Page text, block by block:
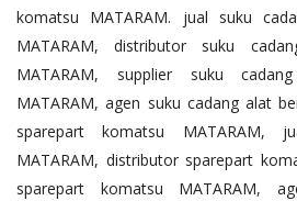
komatsu MATARAM. jual suku
MATARAM, distributor suku
MATARAM, supplier suku
MATARAM, agen suku cadang alat
sparepart komatsu MATARAM,
MATARAM, distributor sparepart
sparepart komatsu MATARAM,